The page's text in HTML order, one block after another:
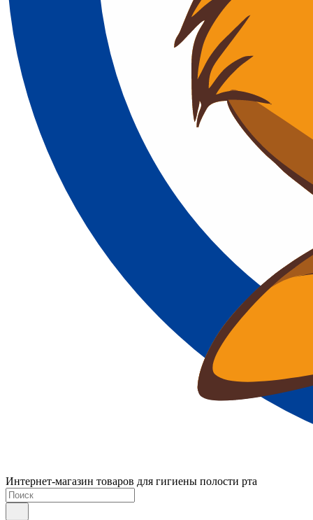
Интернет-магазин товаров для гигиены полости рта